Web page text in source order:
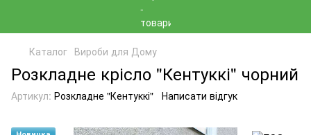
Каталог Вироби для Дому
Розкладне крісло "Кентуккі" чорний
Артикул: Розкладне "Кентуккі" Написати відгук